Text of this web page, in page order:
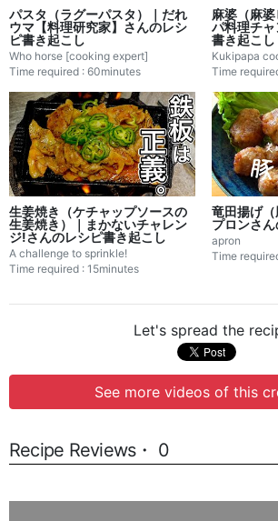
パスタ（ラグーパスタ）｜だれ
ウマ【料理研究家】さんのレシ
ピ書き起こし
Who horse [cooking expert]
Time required : 60minutes
麻婆（麻
パ料理チ
書き起こし
Kukipapa
Time
生姜焼き（ケチャップソースの
生姜焼き）｜まかないチャレン
ジ!さんのレシピ書き起こし
A challenge to sprinkle!
Time required : 15minutes
竜田揚げ
プロンさ
apron
Time
Let's spread the
See more videos of this
Recipe Reviews・ 0